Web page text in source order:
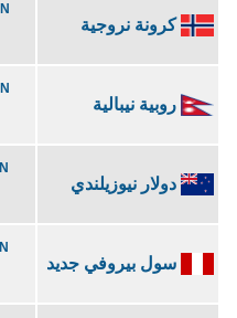
كرونة نروجية
روبية نيبالية
دولار نيوزيلندي
سول بيروفي جديد